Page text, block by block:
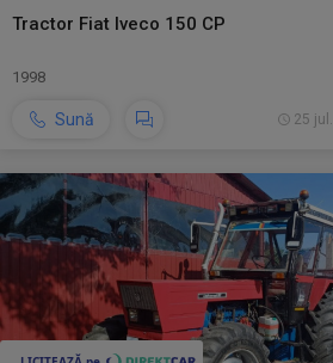
Tractor Fiat Iveco 150 CP
1998
Sună 25 jul.